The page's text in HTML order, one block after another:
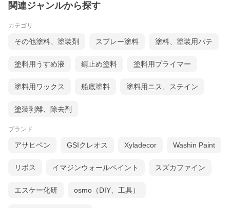
関連ジャンルから探す
カテゴリ
その他塗料、塗装剤 スプレー塗料 塗料、塗装用パテ
塗料用うすめ液 錆止め塗料 塗料用プライマー
塗料用ワックス 船底塗料 塗料用ニス、ステイン
塗装剥離、除去剤
ブランド
アサヒペン GSIクレオス Xyladecor Washin Paint
リボス イマジンウォールペイント スズカファイン
エスケー化研 osmo（DIY、工具）